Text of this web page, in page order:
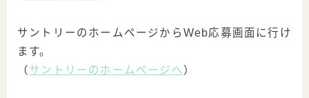
サントリーのホームページからWeb応募画面に行け
ます。
（ サントリーのホームページへ）